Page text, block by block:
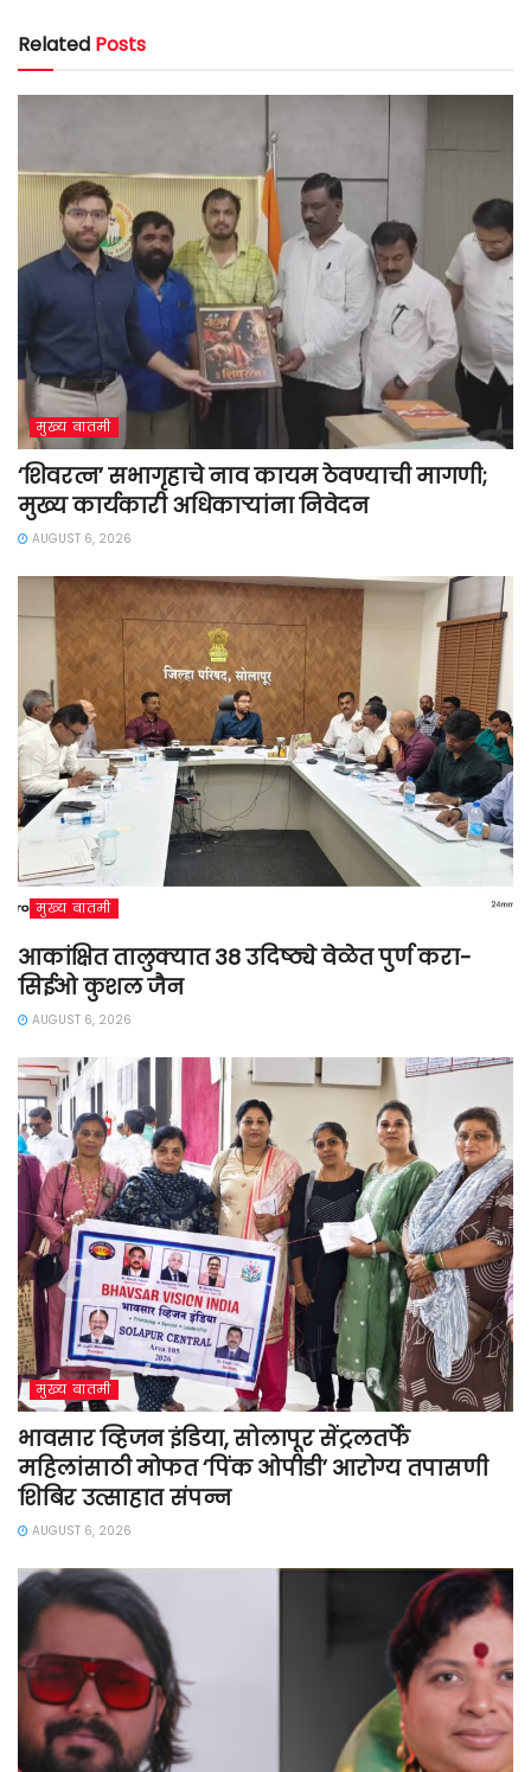
Related Posts
मुख्य बातमी
‘शिवरत्न’ सभागृहाचे नाव कायम ठेवण्याची मागणी;
मुख्य कार्यकारी अधिकाऱ्यांना निवेदन
AUGUST 6, 2026
मुख्य बातमी
आकांक्षित तालुक्यात 38 उदिष्ठ्ये वेळेत पुर्ण करा-
सिईओ कुशल जैन
AUGUST 6, 2026
मुख्य बातमी
भावसार व्हिजन इंडिया, सोलापूर सेंट्रलतर्फे
महिलांसाठी मोफत ‘पिंक ओपीडी’ आरोग्य तपासणी
शिबिर उत्साहात संपन्न
AUGUST 6, 2026